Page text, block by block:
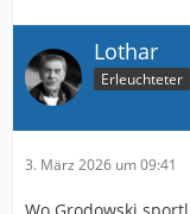
Lothar
Erleuchteter
3. März 2026 um 09:41